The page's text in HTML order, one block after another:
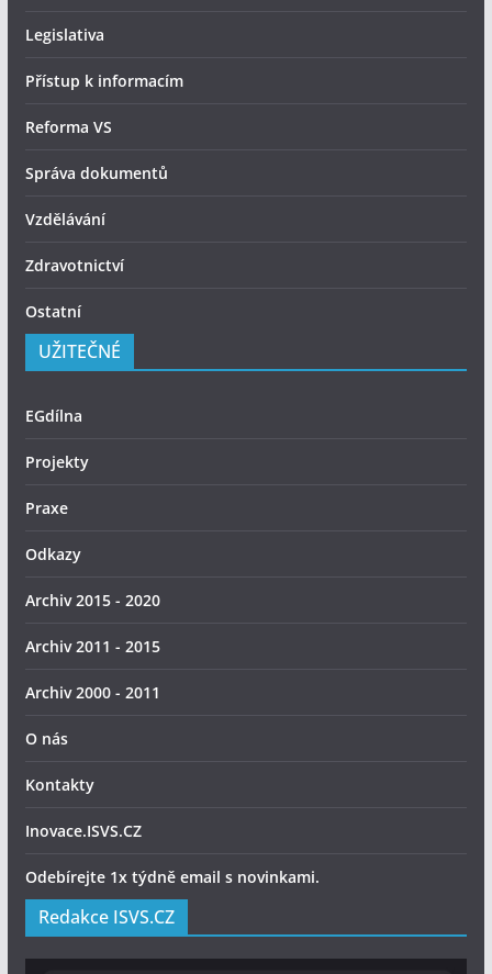
Legislativa
Přístup k informacím
Reforma VS
Správa dokumentů
Vzdělávání
Zdravotnictví
Ostatní
UŽITEČNÉ
EGdílna
Projekty
Praxe
Odkazy
Archiv 2015 - 2020
Archiv 2011 - 2015
Archiv 2000 - 2011
O nás
Kontakty
Inovace.ISVS.CZ
Odebírejte 1x týdně email s novinkami.
Redakce ISVS.CZ